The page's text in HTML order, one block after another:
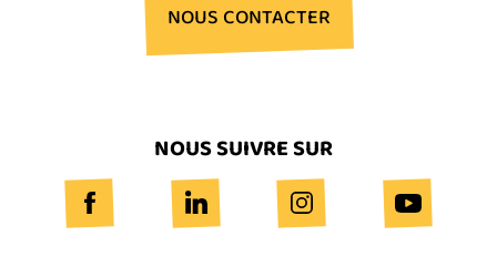
NOUS CONTACTER
NOUS SUIVRE SUR